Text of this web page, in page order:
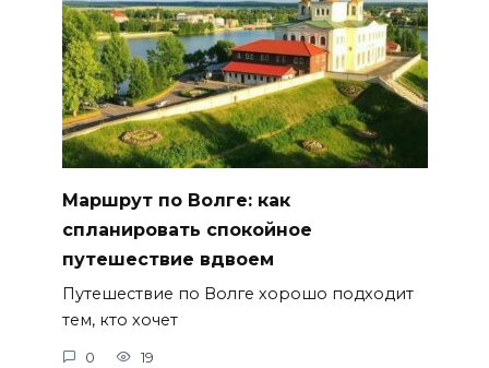
Маршрут по Волге: как
спланировать спокойное
путешествие вдвоем
Путешествие по Волге хорошо подходит
тем, кто хочет
0 19